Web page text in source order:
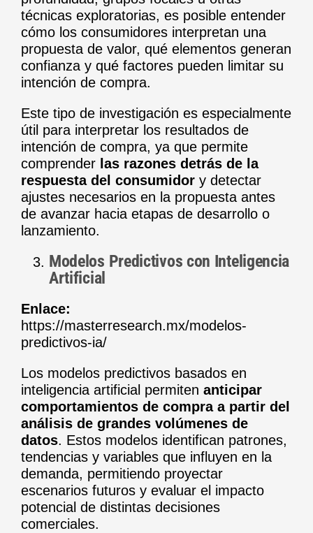
técnicas exploratorias, es posible entender
cómo los consumidores interpretan una
propuesta de valor, qué elementos generan
confianza y qué factores pueden limitar su
intención de compra.
Este tipo de investigación es especialmente
útil para interpretar los resultados de
intención de compra, ya que permite
comprender las razones detrás de la
respuesta del consumidory detectar
ajustes necesarios en la propuesta antes
de avanzar hacia etapas de desarrollo o
lanzamiento.
Modelos Predictivos con Inteligencia
Artificial
Enlace:
https://masterresearch.mx/modelos-
predictivos-ia/
Los modelos predictivos basados en
inteligencia artificial permiten anticipar
comportamientos de compra a partir del
análisis de grandes volúmenes de
datos. Estos modelos identifican patrones,
tendencias y variables que influyen en la
demanda, permitiendo proyectar
escenarios futuros y evaluar el impacto
potencial de distintas decisiones
comerciales.